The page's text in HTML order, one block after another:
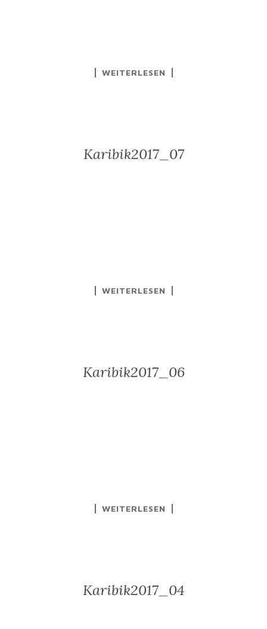
WEITERLESEN
Karibik2017_07
WEITERLESEN
Karibik2017_06
WEITERLESEN
Karibik2017_04